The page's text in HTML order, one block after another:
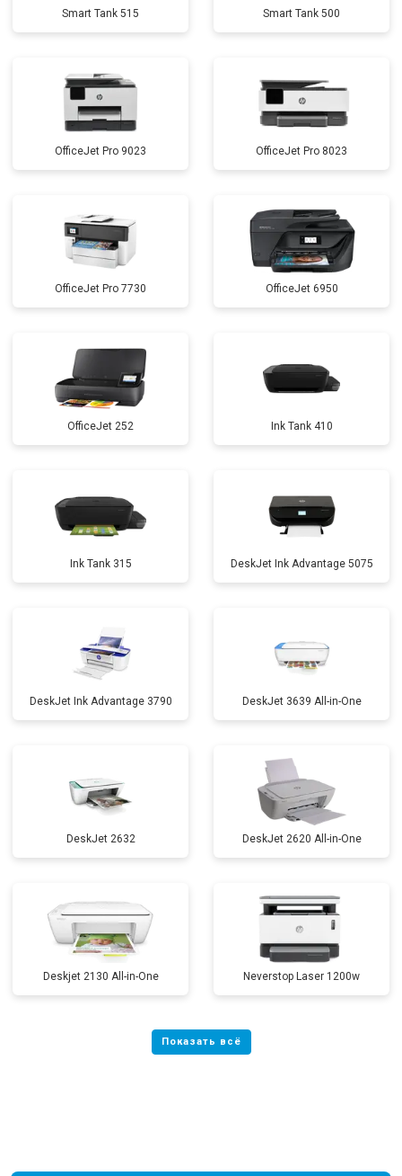
Smart Tank 515 Smart Tank 500
OfficeJet Pro 9023 OfficeJet Pro 8023
OfficeJet Pro 7730 OfficeJet 6950
OfficeJet 252 Ink Tank 410
Ink Tank 315 DeskJet Ink Advantage 5075
DeskJet Ink Advantage 3790 DeskJet 3639 All-in-One
DeskJet 2632 DeskJet 2620 All-in-One
Deskjet 2130 All-in-One Neverstop Laser 1200w